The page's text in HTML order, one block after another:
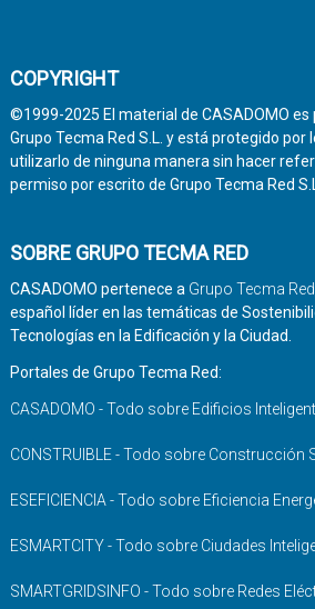
COPYRIGHT
©1999-2025 El material de CASADOMO
Grupo Tecma Red S.L. y está protegido por
utilizarlo de ninguna manera sin hacer
permiso por escrito de Grupo Tecma Red
SOBRE GRUPO TECMA RED
CASADOMO pertenece a Grupo Tecma Red
español líder en las temáticas de
Tecnologías en la Edificación y la Ciudad.
Portales de Grupo Tecma Red:
CASADOMO - Todo sobre Edificios
CONSTRUIBLE - Todo sobre Construcción
ESEFICIENCIA - Todo sobre Eficiencia
ESMARTCITY - Todo sobre Ciudades
SMARTGRIDSINFO - Todo sobre Redes